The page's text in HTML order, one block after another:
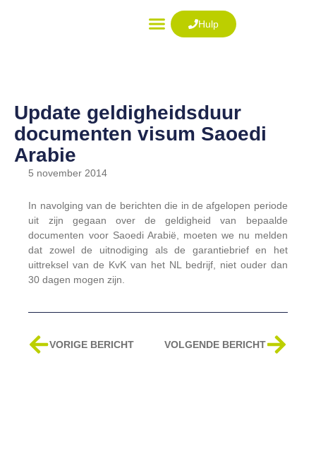
Hulp
Update geldigheidsduur
documenten visum Saoedi
Arabie
5 november 2014
In navolging van de berichten die in de afgelopen periode
uit zijn gegaan over de geldigheid van bepaalde
documenten voor Saoedi Arabië, moeten we nu melden
dat zowel de uitnodiging als de garantiebrief en het
uittreksel van de KvK van het NL bedrijf, niet ouder dan
30 dagen mogen zijn.
Vorige
VORIGE BERICHT VOLGENDE BERICHT